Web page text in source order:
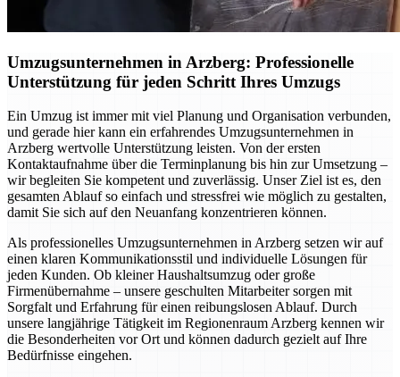
Umzugsunternehmen in Arzberg: Professionelle
Unterstützung für jeden Schritt Ihres Umzugs
Ein Umzug ist immer mit viel Planung und Organisation verbunden,
und gerade hier kann ein erfahrendes Umzugsunternehmen in
Arzberg wertvolle Unterstützung leisten. Von der ersten
Kontaktaufnahme über die Terminplanung bis hin zur Umsetzung –
wir begleiten Sie kompetent und zuverlässig. Unser Ziel ist es, den
gesamten Ablauf so einfach und stressfrei wie möglich zu gestalten,
damit Sie sich auf den Neuanfang konzentrieren können.
Als professionelles Umzugsunternehmen in Arzberg setzen wir auf
einen klaren Kommunikationsstil und individuelle Lösungen für
jeden Kunden. Ob kleiner Haushaltsumzug oder große
Firmenübernahme – unsere geschulten Mitarbeiter sorgen mit
Sorgfalt und Erfahrung für einen reibungslosen Ablauf. Durch
unsere langjährige Tätigkeit im Regionenraum Arzberg kennen wir
die Besonderheiten vor Ort und können dadurch gezielt auf Ihre
Bedürfnisse eingehen.